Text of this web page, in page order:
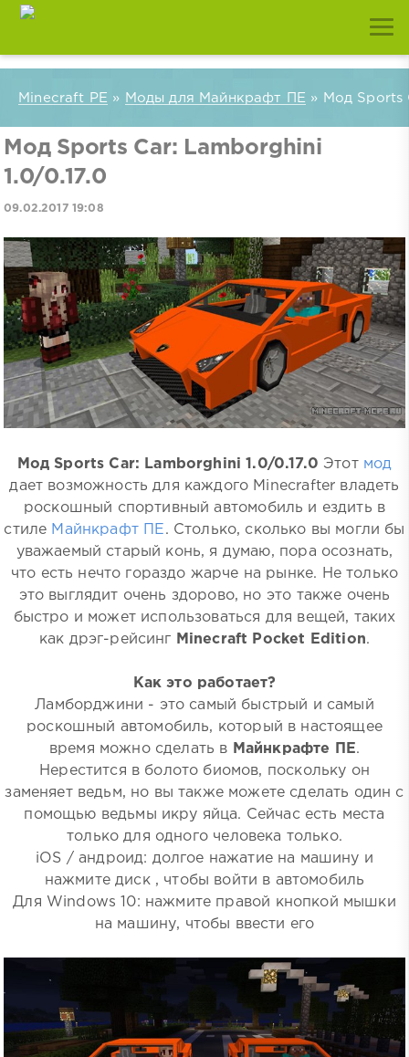
Minecraft PE » Моды для Майнкрафт ПЕ » Мод Sports
Мод Sports Car: Lamborghini
1.0/0.17.0
09.02.2017 19:08
Мод Sports Car: Lamborghini 1.0/0.17.0 Этот мод
дает возможность для каждого Minecrafter владеть
роскошный спортивный автомобиль и ездить в
стиле Майнкрафт ПЕ . Столько, сколько вы могли бы
уважаемый старый конь, я думаю, пора осознать,
что есть нечто гораздо жарче на рынке. Не только
это выглядит очень здорово, но это также очень
быстро и может использоваться для вещей, таких
как дрэг-рейсинг Minecraft Pocket Edition.
Как это работает?
Ламборджини - это самый быстрый и самый
роскошный автомобиль, который в настоящее
время можно сделать в Майнкрафте ПЕ.
Нерестится в болото биомов, поскольку он
заменяет ведьм, но вы также можете сделать один с
помощью ведьмы икру яйца. Сейчас есть места
только для одного человека только.
iOS / андроид: долгое нажатие на машину и
нажмите диск , чтобы войти в автомобиль
Для Windows 10: нажмите правой кнопкой мышки
на машину, чтобы ввести его